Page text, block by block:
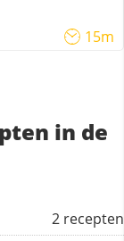
15m
in de
2 recepten